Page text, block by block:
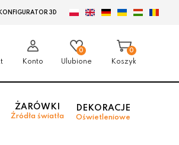
KONFIGURATOR 3D
Konto
0
Ulubione
0
Koszyk
ŻARÓWKI
Źródła światła
DEKORACJE
Oświetleniowe